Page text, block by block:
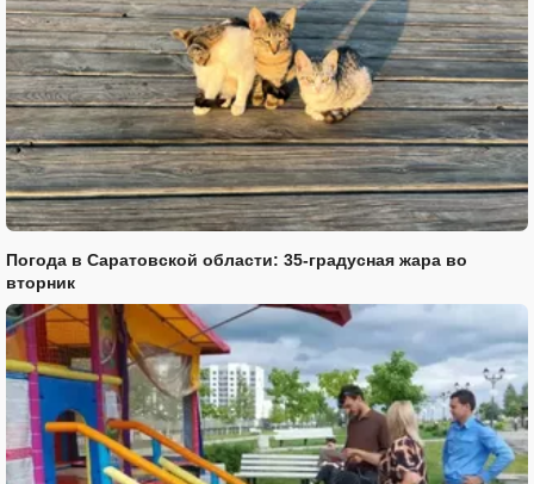
Погода в Саратовской области: 35-градусная жара во
вторник